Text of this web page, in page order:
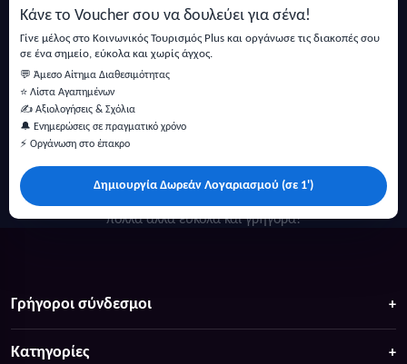
Κάνε το Voucher σου να δουλεύει για σένα!
Γίνε μέλος στο Κοινωνικός Τουρισμός Plus και οργάνωσε τις διακοπές σου
σε ένα σημείο, εύκολα και χωρίς άγχος.
💬 Άμεσο Αίτημα Διαθεσιμότητας
⭐ Λίστα Αγαπημένων
✍️ Αξιολογήσεις & Σχόλια
🔔 Ενημερώσεις σε πραγματικό χρόνο
⚡ Οργάνωση στο έπακρο
Δημιουργία Δωρεάν Λογαριασμού (σε 1')
πολλά άλλα ευκολα και γρήγορα!
Γρήγοροι σύνδεσμοι
Κατηγορίες